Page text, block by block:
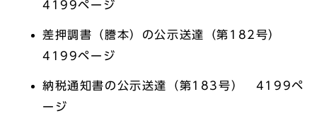
4199ページ
差押調書（謄本）の公示送達（第182号）
4199ページ
納税通知書の公示送達（第183号） 4199ペ
ージ